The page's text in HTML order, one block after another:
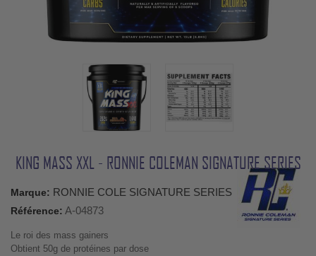
KING MASS XXL - RONNIE COLEMAN SIGNATURE SERIES
Marque: RONNIE COLE SIGNATURE SERIES
Référence: A-04873
Le roi des mass gainers
Obtient 50g de protéines par dose